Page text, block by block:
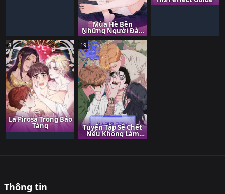
Mùa Hè Bên
Những Người Đàn
Ông Nóng Bỏng Tại
Nhà Trọ
8
La Pirosa Trong Bảo
Tàng
19
Tuyển Tập Sẽ Chết
Nếu Không Làm
Tình
Thông tin